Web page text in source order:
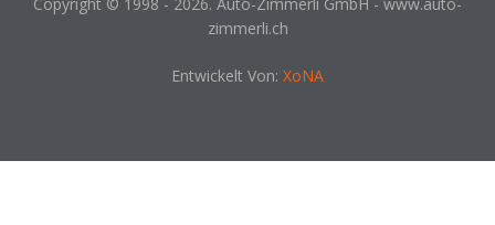
zimmerli.ch
Entwickelt Von: XoNA